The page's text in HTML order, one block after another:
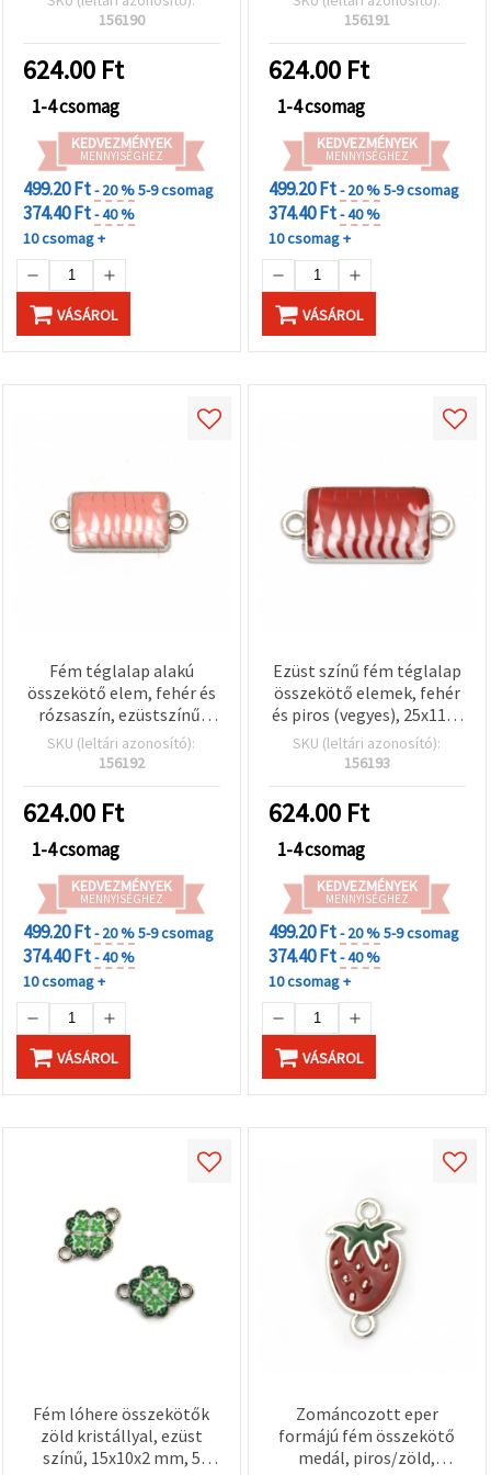
2 mm – 5 db
156190
624.00 Ft
1-4 csomag
KEDVEZMÉNYEK
MENNYISÉGHEZ
499.20 Ft- 20 %5-9 csomag
374.40 Ft- 40 %
10 csomag +
VÁSÁROL
— 5 db
156191
624.00 Ft
1-4 csomag
KEDVEZMÉNYEK
MENNYISÉGHEZ
499.20 Ft- 20 %5-9 csomag
374.40 Ft- 40 %
10 csomag +
VÁSÁROL
Fém téglalap alakú
összekötő elem, fehér és
rózsaszín, ezüstszínű,
25×11×3 mm, furat: 2 mm
– 5 db
SKU (leltári azonosító):
156192
624.00 Ft
1-4 csomag
KEDVEZMÉNYEK
MENNYISÉGHEZ
499.20 Ft- 20 %5-9 csomag
374.40 Ft- 40 %
10 csomag +
VÁSÁROL
Ezüst színű fém téglalap
összekötő elemek, fehér
és piros (vegyes), 25x11x3
mm, 2 mm lyuk – 5 db
SKU (leltári azonosító):
156193
624.00 Ft
1-4 csomag
KEDVEZMÉNYEK
MENNYISÉGHEZ
499.20 Ft- 20 %5-9 csomag
374.40 Ft- 40 %
10 csomag +
VÁSÁROL
Fém lóhere összekötők
zöld kristállyal, ezüst
színű, 15x10x2 mm, 5
Zománcozott eper
formájú fém összekötő
medál, piros/zöld,